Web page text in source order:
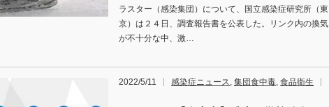
ラスター（感染集団）について、国立感染症研究所（東
京）は２４日、調査報告書を公表した。リンク内の換気
が不十分な中、激…
2022/5/11 感染症ニュース, 集団食中毒, 食品衛生